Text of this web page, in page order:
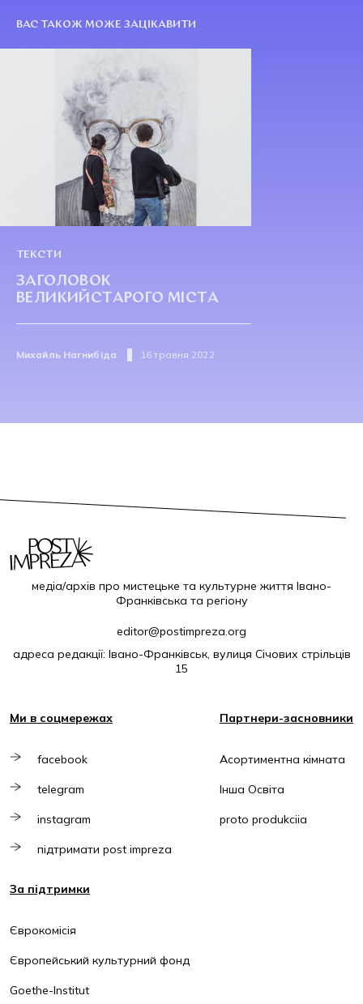
ВАС ТАКОЖ МОЖЕ ЗАЦІКАВИТИ
ТЕКСТИ
ЗАГОЛОВОК
ВЕЛИКИЙСТАРОГО МІСТА
Михайль Нагнибіда 16 травня 2022
медіа/архів про мистецьке та культурне життя Івано-
Франківська та регіону
editor@postimpreza.org
адреса редакції: Івано-Франківськ, вулиця Січових стрільців
15
Ми в соцмережах
facebook
telegram
instagram
підтримати post impreza
Партнери-засновники
Асортиментна кімната
Інша Освіта
proto produkciia
За підтримки
Єврокомісія
Європейський культурний фонд
Goethe-Institut